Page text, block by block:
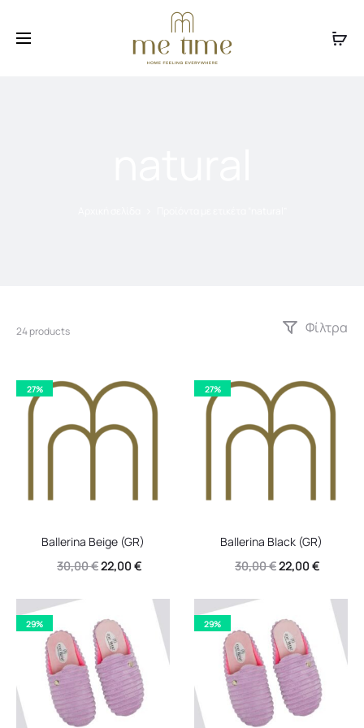
24 products Φίλτρα
27%
Ballerina Beige (GR)
30,00€Original
30,00 €.
22,00€Η
τιμή
είναι:
22,00 €.
27%
Ballerina Black (GR)
30,00€Original
30,00 €.
22,00€Η
τιμή
είναι:
22,00 €.
29% 29%